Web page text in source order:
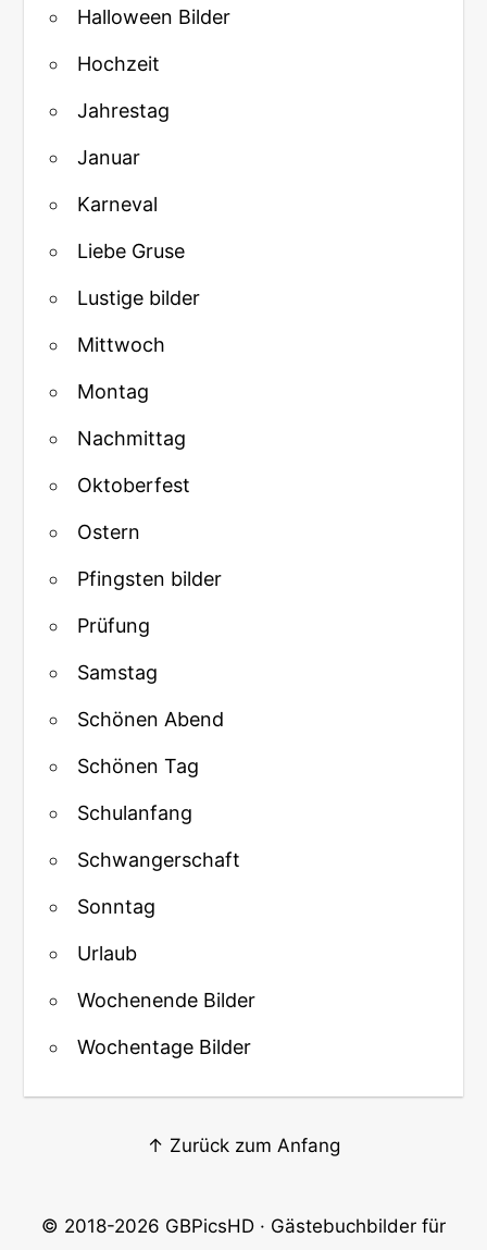
Halloween Bilder
Hochzeit
Jahrestag
Januar
Karneval
Liebe Gruse
Lustige bilder
Mittwoch
Montag
Nachmittag
Oktoberfest
Ostern
Pfingsten bilder
Prüfung
Samstag
Schönen Abend
Schönen Tag
Schulanfang
Schwangerschaft
Sonntag
Urlaub
Wochenende Bilder
Wochentage Bilder
↑ Zurück zum Anfang
© 2018-2026 GBPicsHD · Gästebuchbilder für